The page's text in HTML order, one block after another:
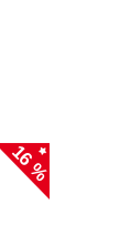
16 %